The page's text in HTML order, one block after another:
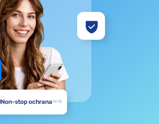
Non-stop ochrana10:18